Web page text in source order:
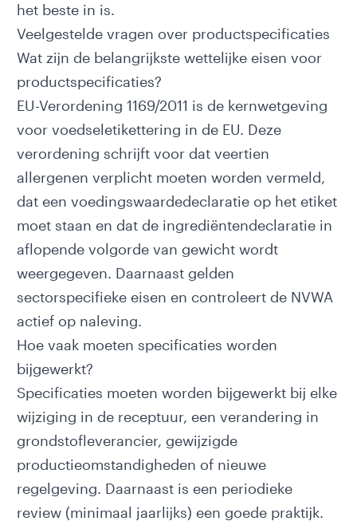
het beste in is.
Veelgestelde vragen over productspecificaties
Wat zijn de belangrijkste wettelijke eisen voor
productspecificaties?
EU-Verordening 1169/2011 is de kernwetgeving
voor voedseletikettering in de EU. Deze
verordening schrijft voor dat veertien
allergenen verplicht moeten worden vermeld,
dat een voedingswaardedeclaratie op het etiket
moet staan en dat de ingrediëntendeclaratie in
aflopende volgorde van gewicht wordt
weergegeven. Daarnaast gelden
sectorspecifieke eisen en controleert de NVWA
actief op naleving.
Hoe vaak moeten specificaties worden
bijgewerkt?
Specificaties moeten worden bijgewerkt bij elke
wijziging in de receptuur, een verandering in
grondstofleverancier, gewijzigde
productieomstandigheden of nieuwe
regelgeving. Daarnaast is een periodieke
review (minimaal jaarlijks) een goede praktijk.